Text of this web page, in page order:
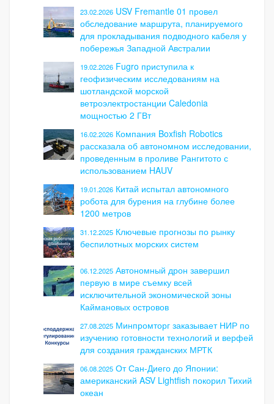
23.02.2026 USV Fremantle 01 провел
обследование маршрута, планируемого
для прокладывания подводного кабеля у
побережья Западной Австралии
19.02.2026 Fugro приступила к
геофизическим исследованиям на
шотландской морской
ветроэлектростанции Caledonia
мощностью 2 ГВт
16.02.2026 Компания Boxfish Robotics
рассказала об автономном исследовании,
проведенным в проливе Рангитото с
использованием HAUV
19.01.2026 Китай испытал автономного
робота для бурения на глубине более
1200 метров
31.12.2025 Ключевые прогнозы по рынку
беспилотных морских систем
06.12.2025 Автономный дрон завершил
первую в мире съемку всей
исключительной экономической зоны
Каймановых островов
27.08.2025 Минпромторг заказывает НИР по
изучению готовности технологий и верфей
для создания гражданских МРТК
06.08.2025 От Сан-Диего до Японии:
американский ASV Lightfish покорил Тихий
океан